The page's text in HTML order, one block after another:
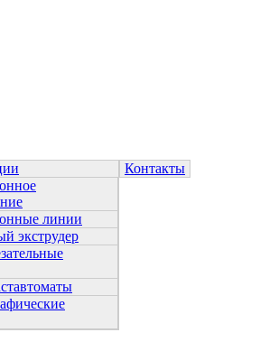
линии
экструдер
Контакты